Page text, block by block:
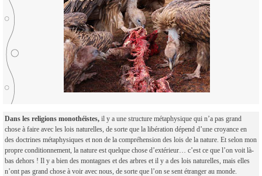
Dans les religions monothéistes, il y a une structure métaphysique qui n’a pas grand
chose à faire avec les lois naturelles, de sorte que la libération dépend d’une croyance en
des doctrines métaphysiques et non de la compréhension des lois de la nature. Et selon mon
propre conditionnement, la nature est quelque chose d’extérieur… c’est ce que l’on voit là-
bas dehors ! Il y a bien des montagnes et des arbres et il y a des lois naturelles, mais elles
n’ont pas grand chose à voir avec nous, de sorte que l’on se sent étranger au monde.